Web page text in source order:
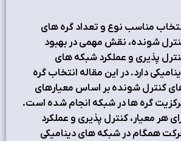
مناسب نوع و تعداد گره های
شونده، نقش مهمی در بهبود
پذیری و عملکرد شبکه های
دارد. در این مقاله انتخاب گره
کنترل شونده بر اساس معیارهای
گره ها در شبکه انجام شده است.
هر معیار، کنترل پذیری و عملکرد
همگام در شبکه های دینامیکی